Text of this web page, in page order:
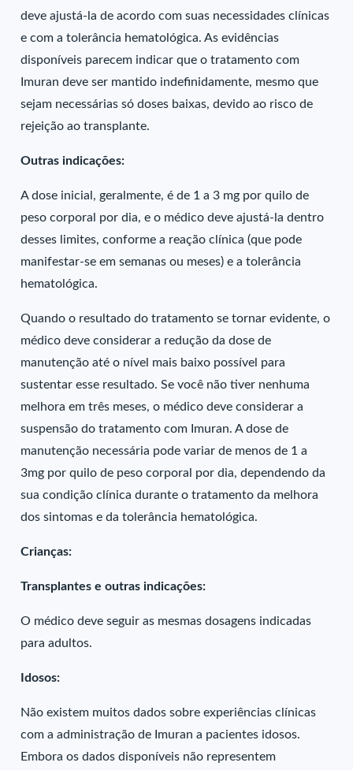
deve ajustá-la de acordo com suas necessidades clínicas
e com a tolerância hematológica. As evidências
disponíveis parecem indicar que o tratamento com
Imuran deve ser mantido indefinidamente, mesmo que
sejam necessárias só doses baixas, devido ao risco de
rejeição ao transplante.
Outras indicações:
A dose inicial, geralmente, é de 1 a 3 mg por quilo de
peso corporal por dia, e o médico deve ajustá-la dentro
desses limites, conforme a reação clínica (que pode
manifestar-se em semanas ou meses) e a tolerância
hematológica.
Quando o resultado do tratamento se tornar evidente, o
médico deve considerar a redução da dose de
manutenção até o nível mais baixo possível para
sustentar esse resultado. Se você não tiver nenhuma
melhora em três meses, o médico deve considerar a
suspensão do tratamento com Imuran. A dose de
manutenção necessária pode variar de menos de 1 a
3mg por quilo de peso corporal por dia, dependendo da
sua condição clínica durante o tratamento da melhora
dos sintomas e da tolerância hematológica.
Crianças:
Transplantes e outras indicações:
O médico deve seguir as mesmas dosagens indicadas
para adultos.
Idosos:
Não existem muitos dados sobre experiências clínicas
com a administração de Imuran a pacientes idosos.
Embora os dados disponíveis não representem